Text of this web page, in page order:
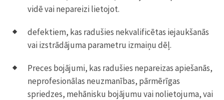
vidē vai nepareizi lietojot.
defektiem, kas radušies nekvalificētas iejaukšanās
vai izstrādājuma parametru izmaiņu dēļ.
Preces bojājumi, kas radušies nepareizas apiešanās,
neprofesionālas neuzmanības, pārmērīgas
spriedzes, mehānisku bojājumu vai nolietojuma, vai